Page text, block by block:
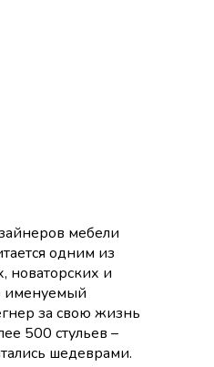
мебели
одним из
новаторских и
именуемый
за свою жизнь
500 стульев –
шедеврами.